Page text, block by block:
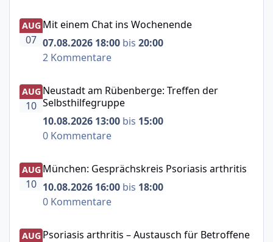
Mit einem Chat ins Wochenende
AUG
07
Mit einem Chat ins Wochenende
07.08.2026 18:00 bis 20:00
2 Kommentare
Neustadt am Rübenberge: Treffen der Selbsthilfegruppe
AUG
10
Neustadt am Rübenberge: Treffen der
Selbsthilfegruppe
10.08.2026 13:00 bis 15:00
0 Kommentare
München: Gesprächskreis Psoriasis arthritis
AUG
10
München: Gesprächskreis Psoriasis arthritis
10.08.2026 16:00 bis 18:00
0 Kommentare
Psoriasis arthritis – Austausch für Betroffene
AUG Psoriasis arthritis – Austausch für Betroffene